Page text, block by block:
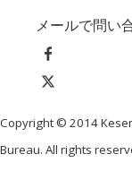
メールで問い
Copyright © 2014
Bureau. All rights